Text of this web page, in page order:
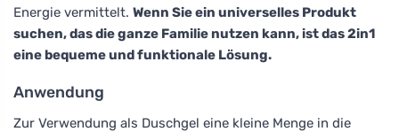
Energie vermittelt. Wenn Sie ein universelles Produkt
suchen, das die ganze Familie nutzen kann, ist das 2in1
eine bequeme und funktionale Lösung.
Anwendung
Zur Verwendung als Duschgel eine kleine Menge in die